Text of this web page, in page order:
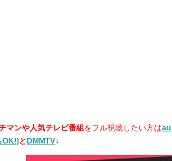
マンや人気テレビ番組 をフル視聴したい方はau
OK!)と DMMTV↓